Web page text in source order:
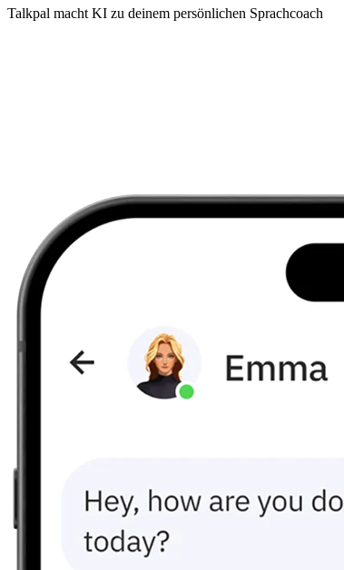
Talkpal macht KI zu deinem persönlichen Sprachcoach